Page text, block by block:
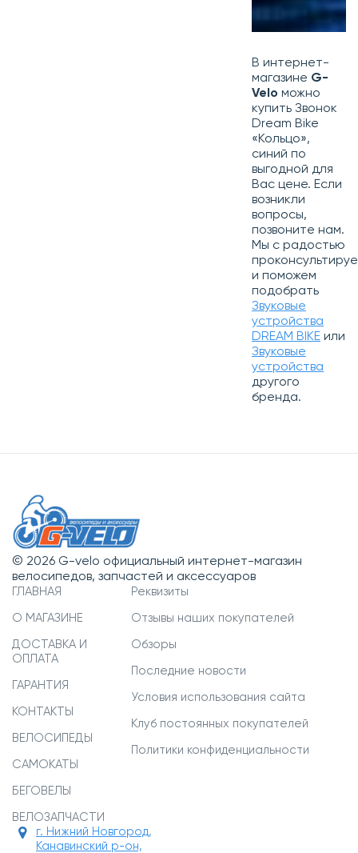
В интернет-
магазине G-
Velo можно
купить Звонок
Dream Bike
«Кольцо»,
синий по
выгодной для
Вас цене. Если
возникли
вопросы,
позвоните нам.
Мы с радостью
и поможем
подобрать
Звуковые
устройства
DREAM BIKE или
Звуковые
устройства
другого
бренда.
© 2026 G-velo официальный интернет-магазин
велосипедов, запчастей и аксессуаров
ГЛАВНАЯ
О МАГАЗИНЕ
ДОСТАВКА И
ОПЛАТА
ГАРАНТИЯ
КОНТАКТЫ
ВЕЛОСИПЕДЫ
САМОКАТЫ
БЕГОВЕЛЫ
ВЕЛОЗАПЧАСТИ
Реквизиты
Отзывы наших покупателей
Обзоры
Последние новости
Условия использования сайта
Клуб постоянных покупателей
Политики конфиденциальности
г. Нижний Новгород,
Канавинский р-он,